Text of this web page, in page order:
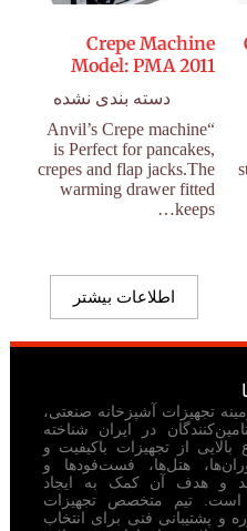
Crepe Machine
Model: PMA 2011
دسته بندی نشده
“Anvil’s Crepe machine
is Perfect for pancakes,
crepes and flap jacks.The
warming drawer fitted
keeps…
اطلاعات بیشتر
تجهیزات آشپزخانه صنعتی،
در ایران شناخته
از تجهیزات باکیفیت و
هتل‌ها، فست‌فودها و
و هدف آن کمک به ایجاد
است. تیم متخصص تجهیزات
و پشتیبانی فنی برای انتخاب